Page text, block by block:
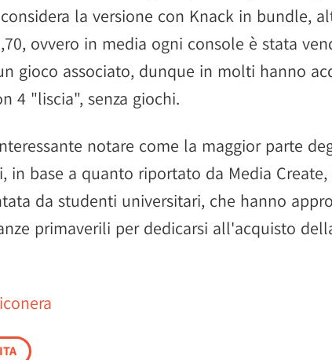
considera la versione con Knack in bundle,
ovvero in media ogni console è stata
gioco associato, dunque in molti hanno
4 "liscia", senza giochi.
notare come la maggior parte
in base a quanto riportato da Media Create,
da studenti universitari, che hanno
primaverili per dedicarsi all'acquisto